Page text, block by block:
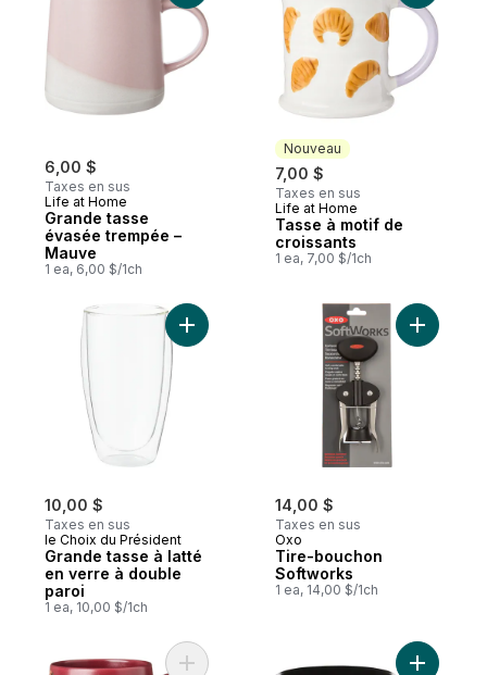
6,00 $
Taxes en sus
Life at Home
Grande tasse
évasée trempée –
Mauve
1 ea, 6,00 $/1ch
Nouveau
7,00 $
Taxes en sus
Nouveau
Life at Home
Tasse à motif de
croissants
1 ea, 7,00 $/1ch
10,00 $
Taxes en sus
le Choix du Président
Grande tasse à latté
en verre à double
paroi
1 ea, 10,00 $/1ch
Ajouter Grande tasse à latté en verre à
14,00 $
Taxes en sus
Oxo
Tire-bouchon
Softworks
1 ea, 14,00 $/1ch
Ajouter
Ajouter Tasse imprimée – glands auAjouter